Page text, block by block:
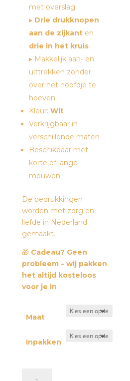
met overslag:
▸ Drie drukknopen
aan de zijkant en
drie in het kruis
▸ Makkelijk aan- en
uittrekken zonder
over het hoofdje te
hoeven
Kleur:Wit
Verkrijgbaar in
verschillende maten
Beschikbaar met
korte of lange
mouwen
De bedrukkingen
worden met zorg en
liefde in Nederland
gemaakt.
🎁 Cadeau? Geen
probleem – wij pakken
het altijd kosteloos
voor je in
Maat
Inpakken